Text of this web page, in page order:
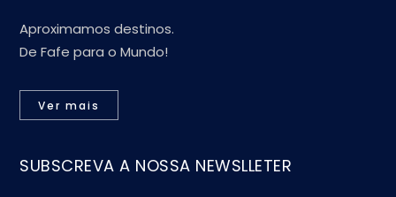
Aproximamos destinos.
De Fafe para o Mundo!
Ver mais
SUBSCREVA A NOSSA NEWSLLETER